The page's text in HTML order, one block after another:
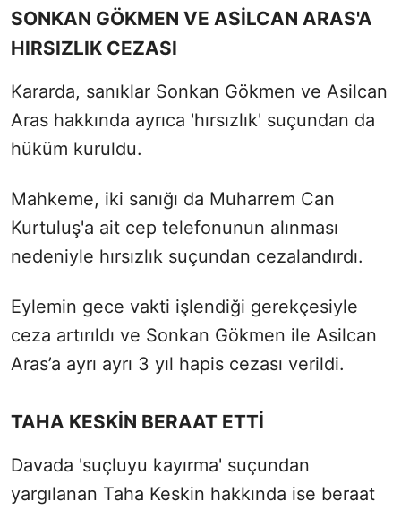
SONKAN GÖKMEN VE ASİLCAN ARAS'A
HIRSIZLIK CEZASI
Kararda, sanıklar Sonkan Gökmen ve Asilcan
Aras hakkında ayrıca 'hırsızlık' suçundan da
hüküm kuruldu.
Mahkeme, iki sanığı da Muharrem Can
Kurtuluş'a ait cep telefonunun alınması
nedeniyle hırsızlık suçundan cezalandırdı.
Eylemin gece vakti işlendiği gerekçesiyle
ceza artırıldı ve Sonkan Gökmen ile Asilcan
Aras’a ayrı ayrı 3 yıl hapis cezası verildi.
TAHA KESKİN BERAAT ETTİ
Davada 'suçluyu kayırma' suçundan
yargılanan Taha Keskin hakkında ise beraat